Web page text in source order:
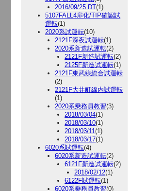
2016/09/25 DT(1)
5107FALL4扉化/TIP確認試
運転(1)
2020系試運転(10)
2121F深夜試運転(1)
2020系新造試運転(2)
2121F新造試運転(2)
2125F新造試運転(1)
2121F東武線総合試運転
(2)
2121F大井町線内試運転
(1)
2020系乗務員教習(3)
2018/03/04(1)
2018/03/10(1)
2018/03/11(1)
2018/03/17(1)
6020系試運転(4)
6020系新造試運転(2)
6121F新造試運転(2)
2018/02/12(1)
6122F試運転(1)
6020系乗務員教習(0)